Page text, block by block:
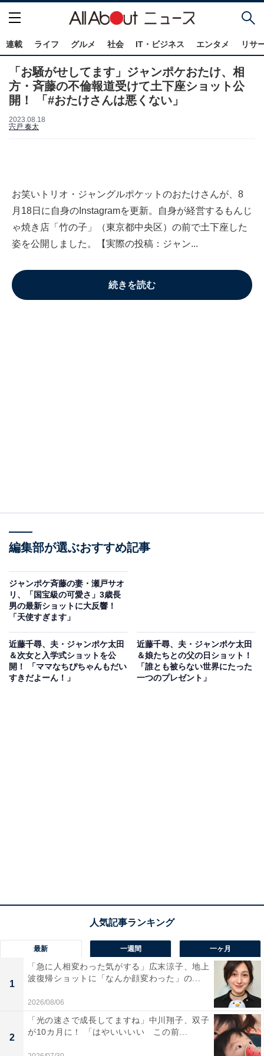
連載 ライフ グルメ 社会 IT・ビジネス エンタメ リサ
「お騒がせしてます」ジャンポケおたけ、相
方・斉藤の不倫報道受けて土下座ショット公
開！ 「#おたけさんは悪くない」
2023.08.18
宍戸 奏太
お笑いトリオ・ジャングルポケットのおたけさんが、8
月18日に自身のInstagramを更新。自身が経営するもんじ
ゃ焼き店「竹の子」（東京都中央区）の前で土下座した
姿を公開しました。【実際の投稿：ジャン...
続きを読む
編集部が選ぶおすすめ記事
ジャンポケ斉藤の妻・瀬戸サオ
リ、「国宝級の可愛さ」3歳長
男の最新ショットに大反響！
「天使すぎます」
近藤千尋、夫・ジャンポケ太田
＆次女と入学式ショットを公
開！ 「ママなちぴちゃんもだい
すきだよーん！」
近藤千尋、夫・ジャンポケ太田
＆娘たちとの父の日ショット！
「誰とも被らない世界にたった
一つのプレゼント」
最新 一週間 一ヶ月
1
「急に人相変わった気がする」広末涼子、地上
波復帰ショットに「なんか顔変わった」の...
2026/08/06
2
「光の速さで成長してますね」中川翔子、双子
が10カ月に！ 「はやいいいい この前...